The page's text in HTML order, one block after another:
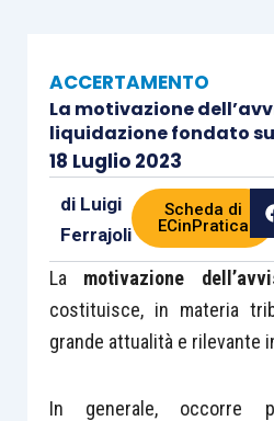
ACCERTAMENTO
La motivazione
liquidazione fondato
18 Luglio 2023
di Luigi
Ferrajoli
Scheda di
ECinPratica
La motivazione
costituisce, in materia
grande attualità e rilevante
In generale, occorre